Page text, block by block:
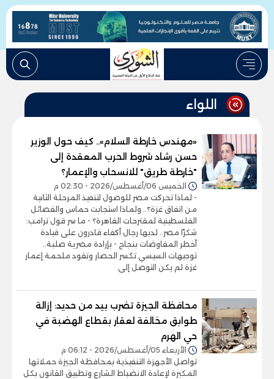
اللواء
«مهندس خارطة السلام».. كيف حول الوزير
حسن رشاد شروط الحرب المعقدة إلى
"خارطة طريق" للانسحاب والإعمار؟
الخميس 06/أغسطس/2026 - 02:30 م
- لماذا تحركت مصر للوصول لتنفيذ المرحلة الثانية
من اتفاق غزة؟.. ولماذا استجابت حماس والفصائل
الفلسطينية لمقترحات القاهرة؟ - ما سر قول ترامب:
شكرًا مصر.. لديها رجال أكفاء قادرون على قيادة
أخطر المفاوضات بنجاح - بإرادة مصرية صلبة..
توجيهات السيسي تكسر الحصار وتقود ملحمة إعمار
غزة لم يكن التوصل إلى
محافظة الجيزة تضرب بيد من حديد: إزالة
طوابق مخالفة لعقار بقطاع الهضبة في
حي الهرم
الأربعاء 05/أغسطس/2026 - 06:12 م
تواصل الأجهزة التنفيذية بمحافظة الجيزة حملاتها
المكبرة لإعادة الانضباط الشارع وتطبيق القانون بكل